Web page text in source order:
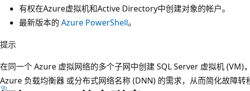
有权在Azure虚拟机和Active Directory中创建对象的帐户。
最新版本的 Azure PowerShell。
提示
在同一个 Azure 虚拟网络的多个子网中创建 SQL Server 虚拟机 (VM)
Azure 负载均衡器 或分布式网络名称 (DNN) 的需求，从而简化故障转